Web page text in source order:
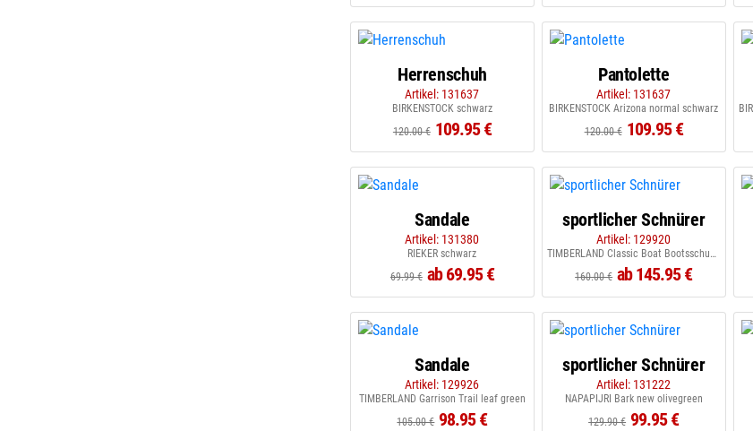
Herrenschuh
Artikel: 131637
BIRKENSTOCK schwarz
120.00 € 109.95 €
Pantolette
Artikel: 131637
BIRKENSTOCK Arizona normal schwarz
120.00 € 109.95 €
Sandale
Artikel: 131380
RIEKER schwarz
69.99 € ab 69.95 €
sportlicher Schnürer
Artikel: 129920
TIMBERLAND Classic Boat Bootsschuh brown
160.00 € ab 145.95 €
Sandale
Artikel: 129926
TIMBERLAND Garrison Trail leaf green
105.00 € 98.95 €
sportlicher Schnürer
Artikel: 131222
NAPAPIJRI Bark new olivegreen
129.90 € 99.95 €